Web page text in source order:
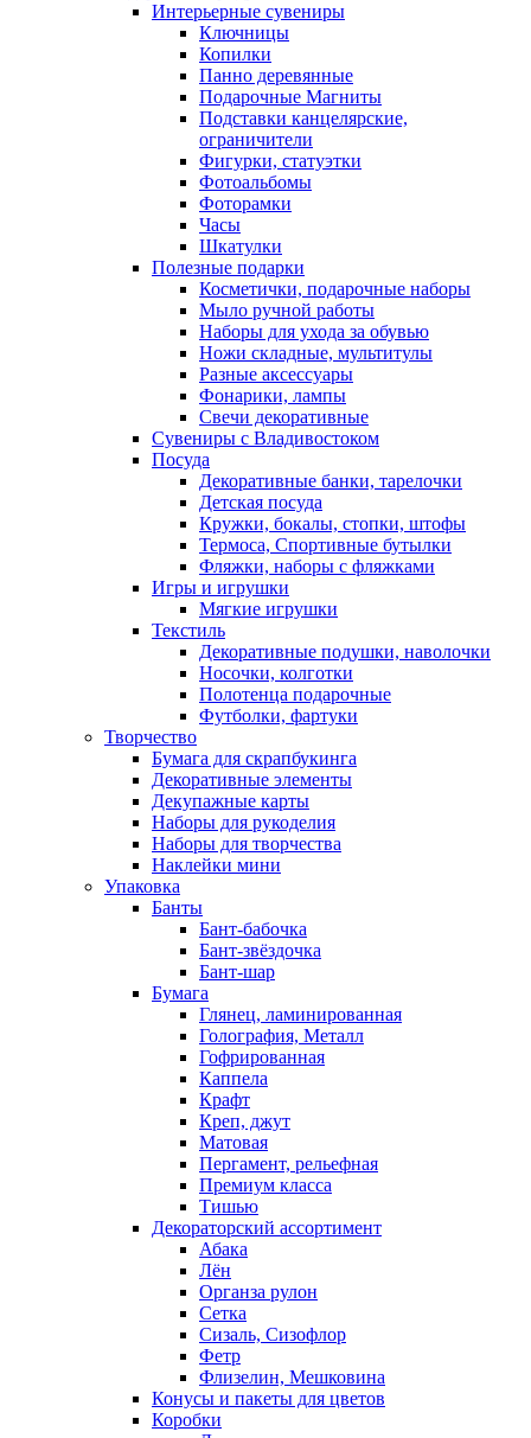
Интерьерные сувениры
Ключницы
Копилки
Панно деревянные
Подарочные Магниты
Подставки канцелярские,
ограничители
Фигурки, статуэтки
Фотоальбомы
Фоторамки
Часы
Шкатулки
Полезные подарки
Косметички, подарочные наборы
Мыло ручной работы
Наборы для ухода за обувью
Ножи складные, мультитулы
Разные аксессуары
Фонарики, лампы
Свечи декоративные
Сувениры с Владивостоком
Посуда
Декоративные банки, тарелочки
Детская посуда
Кружки, бокалы, стопки, штофы
Термоса, Спортивные бутылки
Фляжки, наборы с фляжками
Игры и игрушки
Мягкие игрушки
Текстиль
Декоративные подушки, наволочки
Носочки, колготки
Полотенца подарочные
Футболки, фартуки
Творчество
Бумага для скрапбукинга
Декоративные элементы
Декупажные карты
Наборы для рукоделия
Наборы для творчества
Наклейки мини
Упаковка
Банты
Бант-бабочка
Бант-звёздочка
Бант-шар
Бумага
Глянец, ламинированная
Голография, Металл
Гофрированная
Каппела
Крафт
Креп, джут
Матовая
Пергамент, рельефная
Премиум класса
Тишью
Декораторский ассортимент
Абака
Лён
Органза рулон
Сетка
Сизаль, Сизофлор
Фетр
Флизелин, Мешковина
Конусы и пакеты для цветов
Коробки